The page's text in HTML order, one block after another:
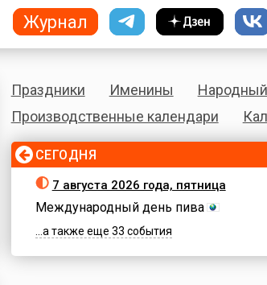
Праздники Именины
Производственные календари
СЕГОДНЯ
7 августа 2026 года, пятница
Международный день пива
...а также еще 33 события
Журнал